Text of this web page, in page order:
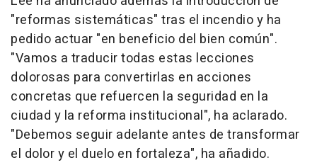
"reformas sistemáticas" tras el incendio y ha
pedido actuar "en beneficio del bien común".
"Vamos a traducir todas estas lecciones
dolorosas para convertirlas en acciones
concretas que refuercen la seguridad en la
ciudad y la reforma institucional", ha aclarado.
"Debemos seguir adelante antes de transformar
el dolor y el duelo en fortaleza", ha añadido.